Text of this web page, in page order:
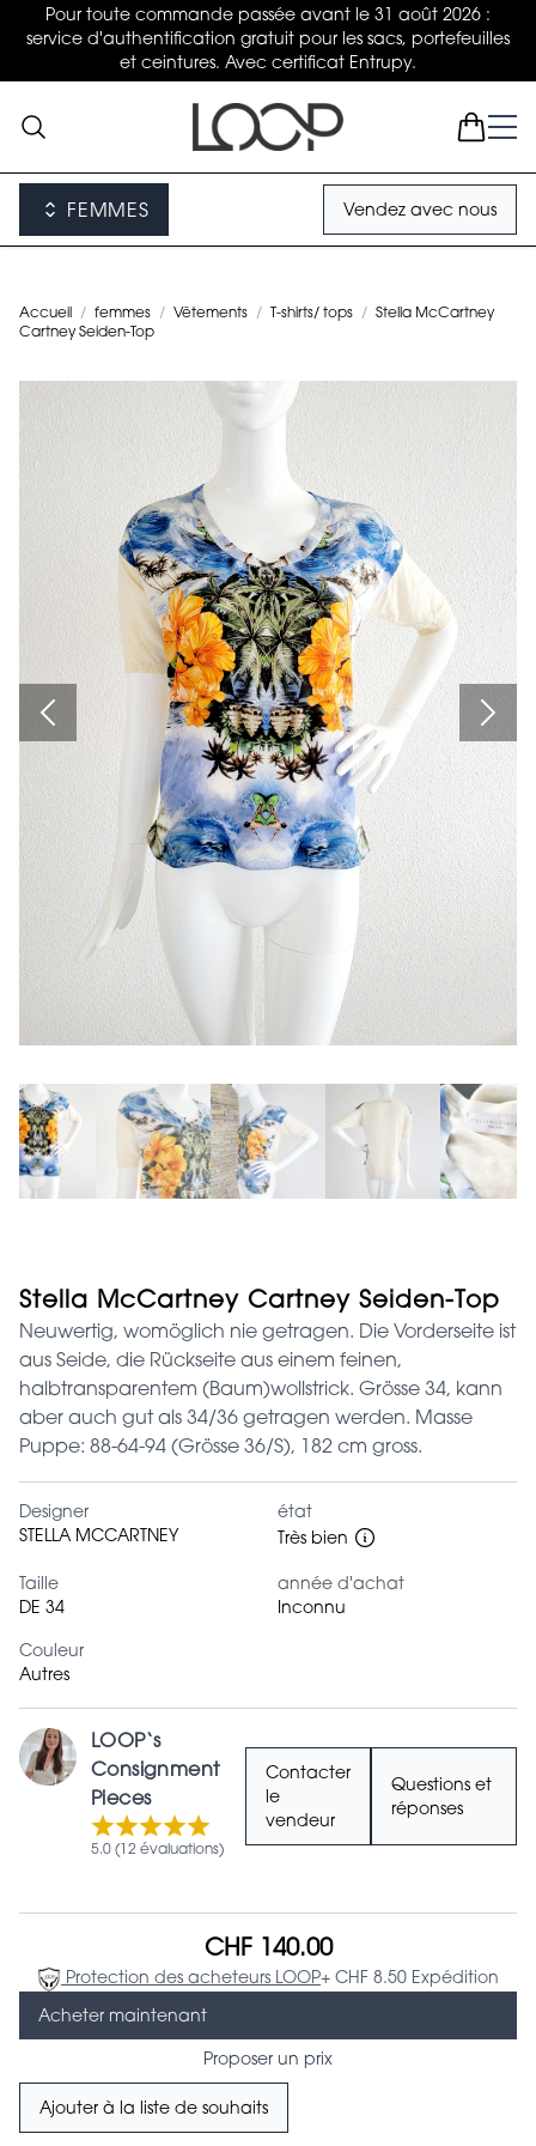
Pour toute commande passée avant le 31 août 2026 :
service d'authentification gratuit pour les sacs, portefeuilles
et ceintures. Avec certificat Entrupy.
FEMMES Vendez avec nous
Accueil / femmes / Vêtements / T-shirts/ tops / Stella McCartney
Cartney Seiden-Top
Stella McCartney Cartney Seiden-Top
Neuwertig, womöglich nie getragen. Die Vorderseite ist
aus Seide, die Rückseite aus einem feinen,
halbtransparentem (Baum)wollstrick. Grösse 34, kann
aber auch gut als 34/36 getragen werden. Masse
Puppe: 88-64-94 (Grösse 36/S), 182 cm gross.
Designer
STELLA MCCARTNEY
état
Très bien
Taille
DE 34
année d'achat
Inconnu
Couleur
Autres
LOOP‘s
Consignment
Pieces
5.0 (12 évaluations)
Contacter
le
vendeur
Questions et
réponses
CHF 140.00
Protection des acheteurs LOOP+ CHF 8.50 Expédition
Acheter maintenant
Proposer un prix
Ajouter à la liste de souhaits